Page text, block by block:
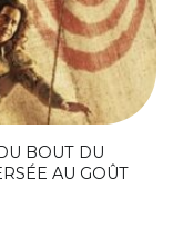
BOUT DU
AU GOÛT